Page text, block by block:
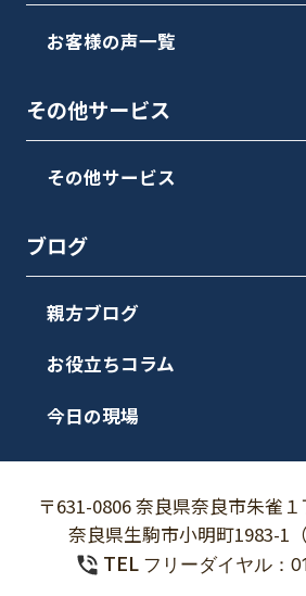
お客様の声一覧
その他サービス
その他サービス
ブログ
親方ブログ
お役立ちコラム
今日の現場
〒631-0806 奈良県奈良市朱雀１
奈良県生駒市小明町1983-1
TEL フリーダイヤル：